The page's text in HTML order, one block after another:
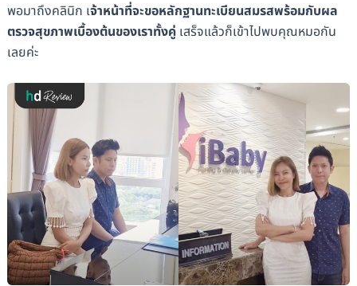
พอมาถึงคลินิก เจ้าหน้าที่จะขอหลักฐานทะเบียนสมรสพร้อมกับผล
ตรวจสุขภาพเบื้องต้นของเราทั้งคู่เสร็จแล้วก็เข้าไปพบคุณหมอกัน
เลยค่ะ